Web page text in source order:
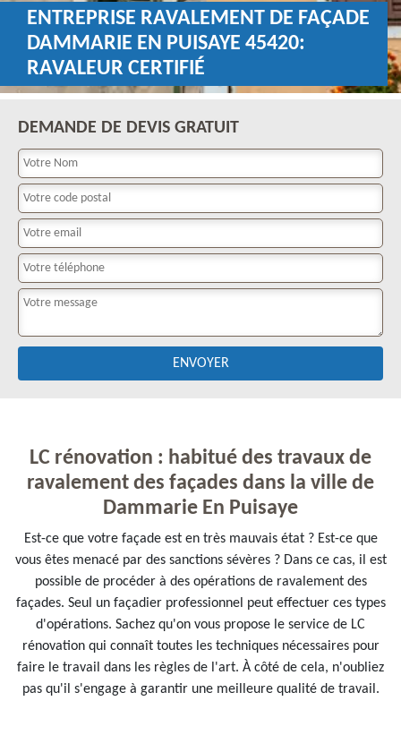
ENTREPRISE RAVALEMENT DE FAÇADE
DAMMARIE EN PUISAYE 45420:
RAVALEUR CERTIFIÉ
DEMANDE DE DEVIS GRATUIT
LC rénovation : habitué des travaux de
ravalement des façades dans la ville de
Dammarie En Puisaye
Est-ce que votre façade est en très mauvais état ? Est-ce que
vous êtes menacé par des sanctions sévères ? Dans ce cas, il est
possible de procéder à des opérations de ravalement des
façades. Seul un façadier professionnel peut effectuer ces types
d'opérations. Sachez qu'on vous propose le service de LC
rénovation qui connaît toutes les techniques nécessaires pour
faire le travail dans les règles de l'art. À côté de cela, n'oubliez
pas qu'il s'engage à garantir une meilleure qualité de travail.